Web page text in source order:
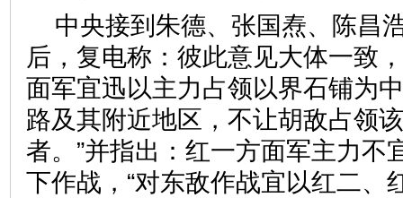
中央接到朱德、张国焘、陈昌
后，复电称：彼此意见大体一致
面军宜迅以主力占领以界石铺为
路及其附近地区，不让胡敌占领
者。”并指出：红一方面军主力不
下作战，“对东敌作战宜以红二、